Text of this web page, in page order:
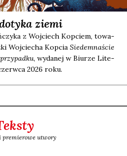
ziemi
z Woj­ciech Kop­ciem, towa­
Woj­cie­cha Kop­cia Sie­dem­na­ście
, wyda­nej w Biu­rze Lite­
2026 roku.
premierowe utwory